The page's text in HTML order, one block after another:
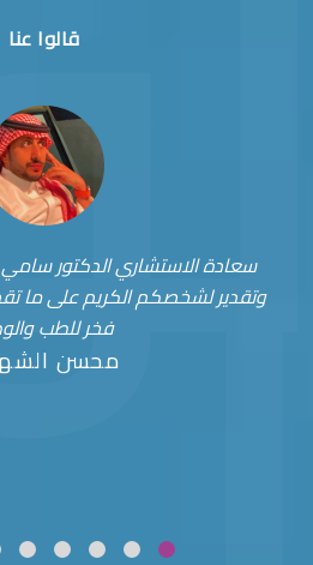
قالوا عنا
سعادة الاستشاري الدكتور
وتقدير لشخصكم الكريم على ما
فخر للطب
محسن